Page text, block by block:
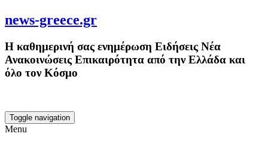
news-greece.gr
Η καθημερινή σας ενημέρωση Ειδήσεις Νέα
Ανακοινώσεις Επικαιρότητα από την Ελλάδα και
όλο τον Κόσμο
Toggle navigation
Menu